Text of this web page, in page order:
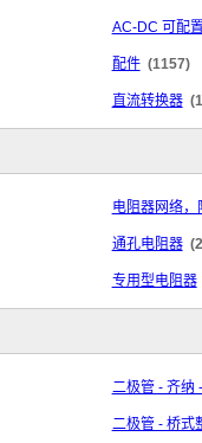
AC-DC 可配
配件 (1157)
直流转换器
电阻器网络，
通孔电阻器
专用型电阻器
二极管 - 齐纳
二极管 - 桥式